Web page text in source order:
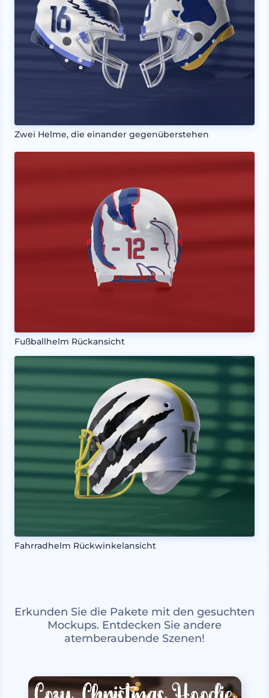
Zwei Helme, die einander gegenüberstehen
Fußballhelm Rückansicht
Fahrradhelm Rückwinkelansicht
Erkunden Sie die Pakete mit den gesuchten
Mockups. Entdecken Sie andere
atemberaubende Szenen!